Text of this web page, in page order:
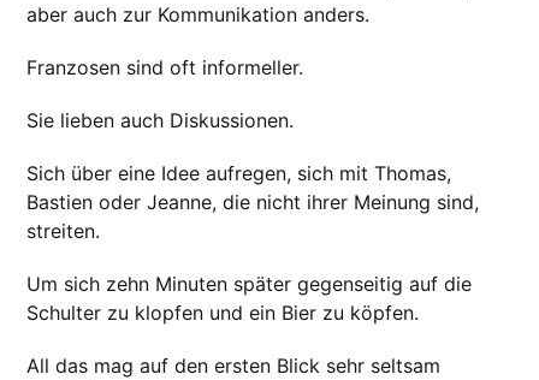
aber auch zur Kommunikation anders.
Franzosen sind oft informeller.
Sie lieben auch Diskussionen.
Sich über eine Idee aufregen, sich mit Thomas,
Bastien oder Jeanne, die nicht ihrer Meinung sind,
streiten.
Um sich zehn Minuten später gegenseitig auf die
Schulter zu klopfen und ein Bier zu köpfen.
All das mag auf den ersten Blick sehr seltsam